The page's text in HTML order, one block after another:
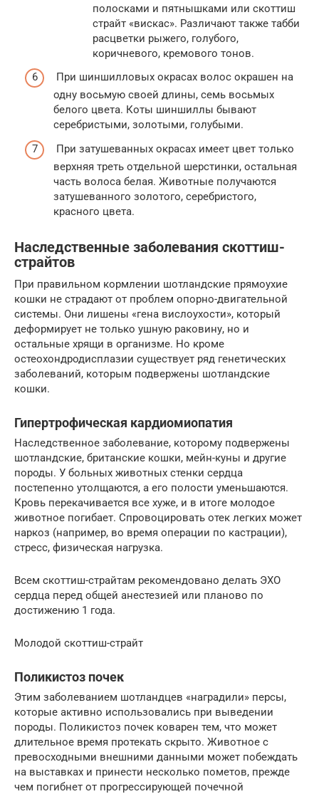
полосками и пятнышками или скоттиш
страйт «вискас». Различают также табби
расцветки рыжего, голубого,
коричневого, кремового тонов.
При шиншилловых окрасах волос окрашен на
одну восьмую своей длины, семь восьмых
белого цвета. Коты шиншиллы бывают
серебристыми, золотыми, голубыми.
При затушеванных окрасах имеет цвет только
верхняя треть отдельной шерстинки, остальная
часть волоса белая. Животные получаются
затушеванного золотого, серебристого,
красного цвета.
Наследственные заболевания скоттиш-
страйтов
При правильном кормлении шотландские прямоухие
кошки не страдают от проблем опорно-двигательной
системы. Они лишены «гена вислоухости», который
деформирует не только ушную раковину, но и
остальные хрящи в организме. Но кроме
остеохондродисплазии существует ряд генетических
заболеваний, которым подвержены шотландские
кошки.
Гипертрофическая кардиомиопатия
Наследственное заболевание, которому подвержены
шотландские, британские кошки, мейн-куны и другие
породы. У больных животных стенки сердца
постепенно утолщаются, а его полости уменьшаются.
Кровь перекачивается все хуже, и в итоге молодое
животное погибает. Спровоцировать отек легких может
наркоз (например, во время операции по кастрации),
стресс, физическая нагрузка.
Всем скоттиш-страйтам рекомендовано делать ЭХО
сердца перед общей анестезией или планово по
достижению 1 года.
Молодой скоттиш-страйт
Поликистоз почек
Этим заболеванием шотландцев «наградили» персы,
которые активно использовались при выведении
породы. Поликистоз почек коварен тем, что может
длительное время протекать скрыто. Животное с
превосходными внешними данными может побеждать
на выставках и принести несколько пометов, прежде
чем погибнет от прогрессирующей почечной